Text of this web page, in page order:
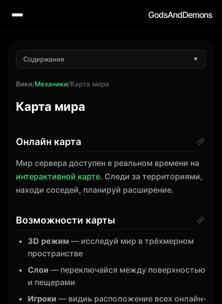
GodsAndDemons
Содержание ▼
Вики/Механики/Карта мира
Карта мира
Онлайн карта
Мир сервера доступен в реальном времени на
интерактивной карте. Следи за территориями,
находи соседей, планируй расширение.
Возможности карты
3D режим — исследуй мир в трёхмерном
пространстве
Слои — переключайся между поверхностью
и пещерами
Игроки — видиь расположение всех онлайн-